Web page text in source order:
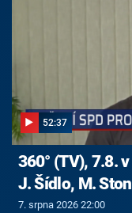
52:37
360° (TV), 7.8.
J. Šídlo, M.
7. srpna 2026 22:00